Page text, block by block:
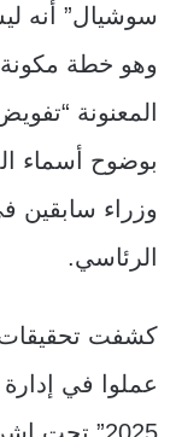
سوشيال” أنه
المعنونة
بوضوح أسماء
وزراء سابقين
الرئاسي.
عملوا في
2025” تحت